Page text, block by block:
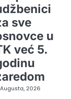
sve
u
već 5.
2026